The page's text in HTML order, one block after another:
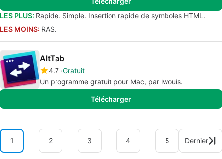
LES PLUS: Rapide. Simple. Insertion rapide de symboles HTML.
LES MOINS: RAS.
AltTab
4.7 Gratuit
Un programme gratuit pour Mac, par lwouis.
Télécharger
1 2 3 4 5 Dernier